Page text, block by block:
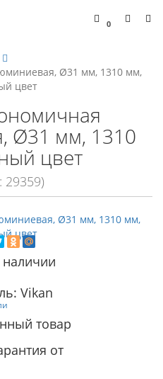
0
Ø31 мм, 1310 мм,
цвет
Ø31 мм, 1310
цвет
29359)
наличии
Vikan
товар
от